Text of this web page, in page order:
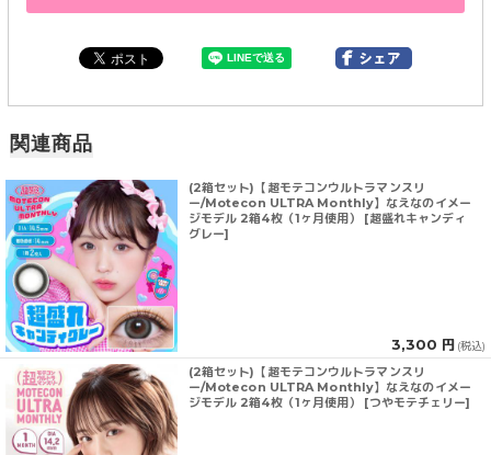
関連商品
(2箱セット)【超モテコンウルトラマンスリ
ー/Motecon ULTRA Monthly】なえなのイメー
ジモデル 2箱4枚（1ヶ月使用） [超盛れキャンディ
グレー]
3,300 円 (税込)
(2箱セット)【超モテコンウルトラマンスリ
ー/Motecon ULTRA Monthly】なえなのイメー
ジモデル 2箱4枚（1ヶ月使用） [つやモテチェリー]